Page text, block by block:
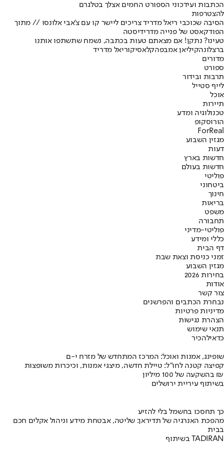
הכתבות ועידכוני הספורט החמים אצלך בטלגרם
להצטרפות
הסיבה שכוכבי ריאל מדריד צריכים ליישר קו עם צ'אבי אלונסו // מתוך
הפודקאסט של פנייה מדרידיסטה
טעינו? נתקן! אם מצאתם טעות בכתבה, נשמח שתשתפו אותנו
ברצלונהקיליאן אמבפהקלאסיקוריאל מדריד
מדורים
ספורט
תרבות ובידור
לייף סטייל
אוכל
תיירות
טכנולוגיה ומדע
הורוסקופ
ForReal
מגזין השבוע
דעות
חדשות בארץ
חדשות בעולם
פוליטי
ביטחוני
חינוך
בריאות
משפט
תחבורה
פוליטי-מדיני
כללי ומידע
דף הבית
זמני כניסת וצאת שבת
מגזין השבוע
בחירות 2026
אודות
צור קשר
נבחרת הכתבים והפרשנים
מדיניות פרטיות
הצהרת נגישות
תנאי שימוש
כדאילהכיר
שופינג, אמנות ואוכל: המרכז המתחדש של מזרח י-ם
קפיצה קטנה לחו"ל: טיילת חדשה, מיצגי אמנות, וכיכרות משופצות
בהשקעה של 100 מיליון ₪
בשיתוף עיריית ירושלים
כך תחסכו בחשמל בלי להזיע
מהפכת האנרגיה של תדיראן: שליטה, אבטחת מידע וניהול אקלים חכם
בבית
בשיתוף TADIRAN